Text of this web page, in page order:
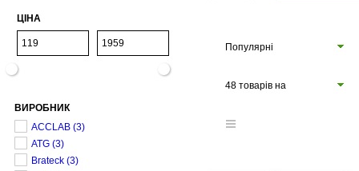
ЦІНА
ВИРОБНИК
ACCLAB (3)
ATG (3)
Brateck (3)
Популярні
48 товарів на